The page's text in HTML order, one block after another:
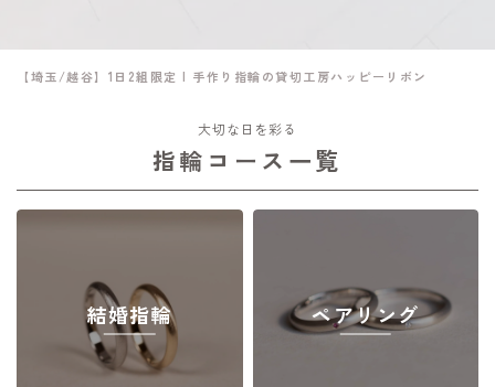
【埼玉/越谷】1日2組限定 | 手作り指輪の貸切工房ハッピーリボン
大切な日を彩る
指輪コース一覧
結婚指輪 ペアリング